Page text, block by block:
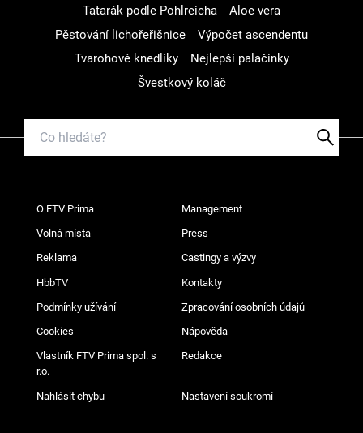
Tatarák podle Pohlreicha
Aloe vera
Pěstování lichořeřišnice
Výpočet ascendentu
Tvarohové knedlíky
Nejlepší palačinky
Švestkový koláč
O FTV Prima Management
Volná místa Press
Reklama Castingy a výzvy
HbbTV Kontakty
Podmínky užívání Zpracování osobních údajů
Cookies Nápověda
Vlastník FTV Prima spol. s
r.o.
Redakce
Nahlásit chybu Nastavení soukromí